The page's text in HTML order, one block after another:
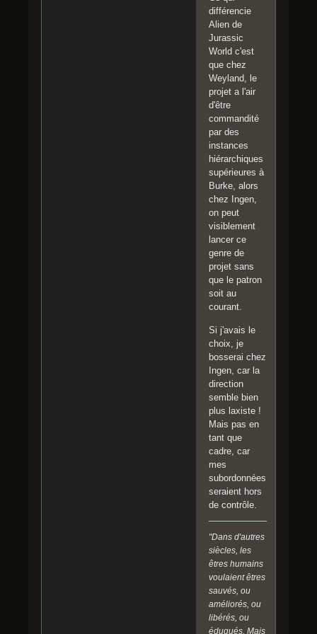
différencie
Alien de
Jurassic
World c'est
que chez
Weyland, le
projet a l'air
d'être
commandité
par des
instances
hiérarchiques
supérieures à
Burke, alors
chez Ingen,
on peut
visiblement
lancer ce
genre de
projet sans
que le patron
soit au
courant.
Si j'avais le
choix, je
bosserai chez
Ingen, car la
direction
semble bien
plus laxiste !
Mais pas en
tant que
cadre, car
mes
subordonnées
seraient hors
de contrôle.
"Dans d'autres
siècles, les
êtres humains
voulaient êtres
sauvés, ou
améliorés, ou
libérés, ou
éduqués. Mais